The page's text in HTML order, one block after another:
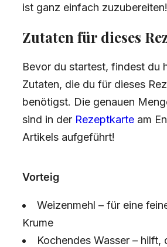
ist ganz einfach zuzubereiten!
Zutaten für dieses
Bevor du startest, findest du
Zutaten, die du für dieses
benötigst. Die genauen
sind in der Rezeptkarte am
Artikels aufgeführt!
Vorteig
Weizenmehl – für eine
Krume
Kochendes Wasser – hilft,